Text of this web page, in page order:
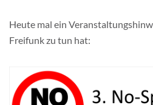
Heute mal ein
Freifunk zu tun hat: